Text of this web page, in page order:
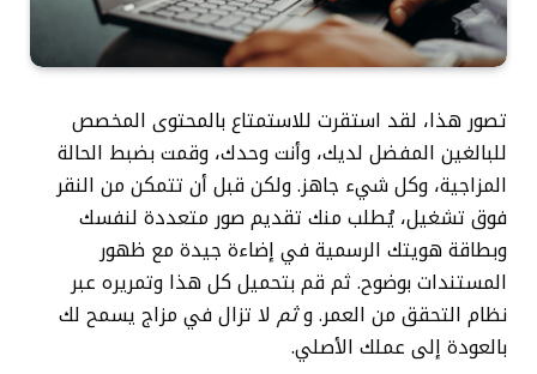
تصور هذا، لقد استقرت للاستمتاع بالمحتوى المخصص
للبالغين المفضل لديك، وأنت وحدك، وقمت بضبط الحالة
المزاجية، وكل شيء جاهز. ولكن قبل أن تتمكن من النقر
فوق تشغيل، يُطلب منك تقديم صور متعددة لنفسك
وبطاقة هويتك الرسمية في إضاءة جيدة مع ظهور
المستندات بوضوح. ثم قم بتحميل كل هذا وتمريره عبر
نظام التحقق من العمر. وثم لا تزال في مزاج يسمح لك
بالعودة إلى عملك الأصلي.